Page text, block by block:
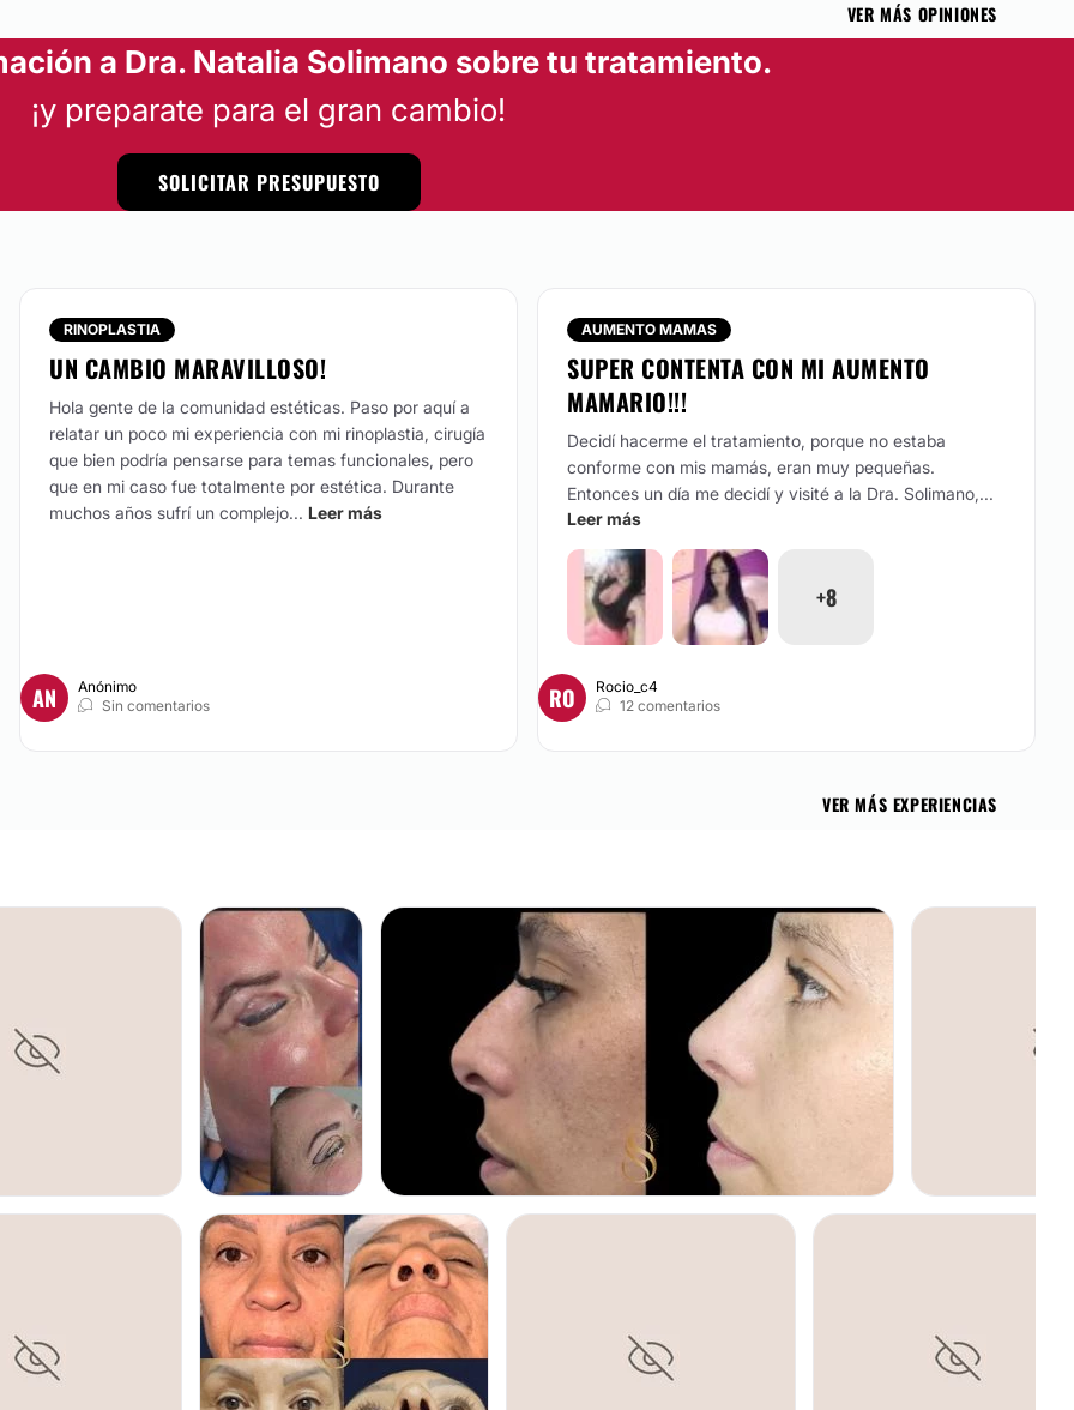
VER MÁS OPINIONES
a Dra. Natalia Solimano sobre tu tratamiento.
¡y preparate para el gran cambio!
SOLICITAR PRESUPUESTO
RINOPLASTIA
UN CAMBIO MARAVILLOSO!
Hola gente de la comunidad estéticas. Paso por aquí a
relatar un poco mi experiencia con mi rinoplastia, cirugía
que bien podría pensarse para temas funcionales, pero
que en mi caso fue totalmente por estética. Durante
muchos años sufrí un complejo... Leer más
AN
Anónimo
Sin comentarios
AUMENTO MAMAS
SUPER CONTENTA CON MI AUMENTO
MAMARIO!!!
Decidí hacerme el tratamiento, porque no estaba
conforme con mis mamás, eran muy pequeñas.
Entonces un día me decidí y visité a la Dra. Solimano,...
Leer más
+8
RO
Rocio_c4
12 comentarios
VER MÁS EXPERIENCIAS